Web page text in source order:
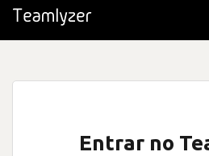
Entrar no